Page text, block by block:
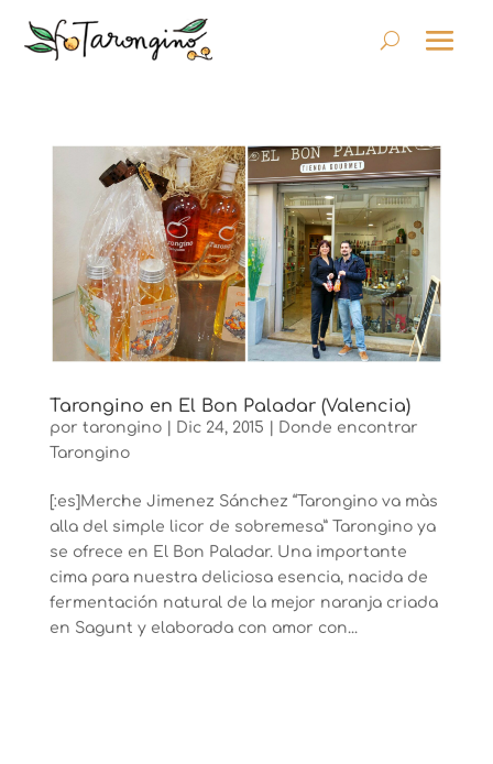
Tarongino en El Bon Paladar (Valencia)
por tarongino| Dic 24, 2015
Donde encontrar
Tarongino
[:es]Merche Jimenez Sánchez “Tarongino va màs
alla del simple licor de sobremesa” Tarongino ya
se ofrece en El Bon Paladar. Una importante
cima para nuestra deliciosa esencia, nacida de
fermentación natural de la mejor naranja criada
en Sagunt y elaborada con amor con...